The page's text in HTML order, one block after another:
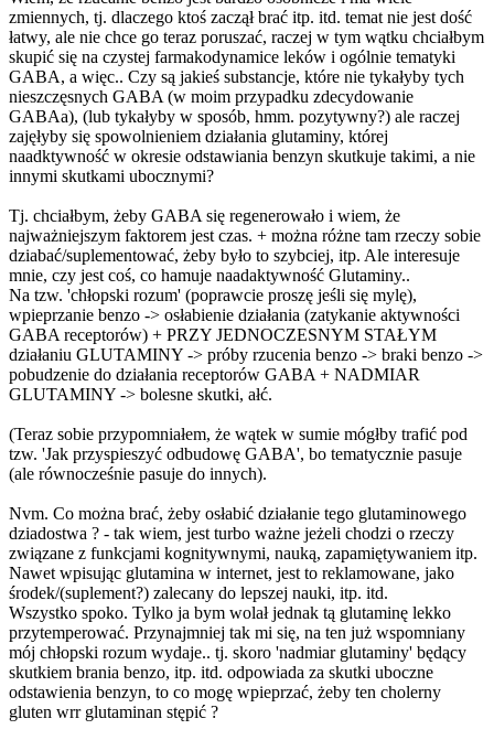
zmiennych, tj. dlaczego ktoś zaczął brać itp. itd. temat nie jest dość
łatwy, ale nie chce go teraz poruszać, raczej w tym wątku chciałbym
skupić się na czystej farmakodynamice leków i ogólnie tematyki
GABA, a więc.. Czy są jakieś substancje, które nie tykałyby tych
nieszczęsnych GABA (w moim przypadku zdecydowanie
GABAa), (lub tykałyby w sposób, hmm. pozytywny?) ale raczej
zajęłyby się spowolnieniem działania glutaminy, której
naadktywność w okresie odstawiania benzyn skutkuje takimi, a nie
innymi skutkami ubocznymi?
Tj. chciałbym, żeby GABA się regenerowało i wiem, że
najważniejszym faktorem jest czas. + można różne tam rzeczy sobie
dziabać/suplementować, żeby było to szybciej, itp. Ale interesuje
mnie, czy jest coś, co hamuje naadaktywność Glutaminy..
Na tzw. 'chłopski rozum' (poprawcie proszę jeśli się mylę),
wpieprzanie benzo -> osłabienie działania (zatykanie aktywności
GABA receptorów) + PRZY JEDNOCZESNYM STAŁYM
działaniu GLUTAMINY -> próby rzucenia benzo -> braki benzo ->
pobudzenie do działania receptorów GABA + NADMIAR
GLUTAMINY -> bolesne skutki, ałć.
(Teraz sobie przypomniałem, że wątek w sumie mógłby trafić pod
tzw. 'Jak przyspieszyć odbudowę GABA', bo tematycznie pasuje
(ale równocześnie pasuje do innych).
Nvm. Co można brać, żeby osłabić działanie tego glutaminowego
dziadostwa ? - tak wiem, jest turbo ważne jeżeli chodzi o rzeczy
związane z funkcjami kognitywnymi, nauką, zapamiętywaniem itp.
Nawet wpisując glutamina w internet, jest to reklamowane, jako
środek/(suplement?) zalecany do lepszej nauki, itp. itd.
Wszystko spoko. Tylko ja bym wolał jednak tą glutaminę lekko
przytemperować. Przynajmniej tak mi się, na ten już wspomniany
mój chłopski rozum wydaje.. tj. skoro 'nadmiar glutaminy' będący
skutkiem brania benzo, itp. itd. odpowiada za skutki uboczne
odstawienia benzyn, to co mogę wpieprzać, żeby ten cholerny
gluten wrr glutaminan stępić ?